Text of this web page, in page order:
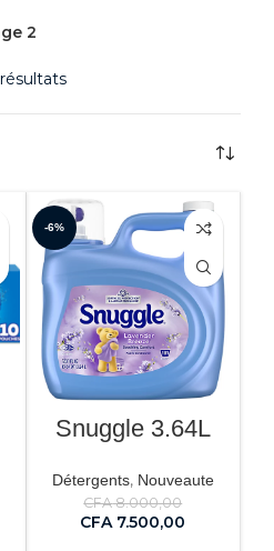
2
-6%
Snuggle 3.64L
Détergents, Nouveaute
CFA8.000,00
CFA 7.500,00